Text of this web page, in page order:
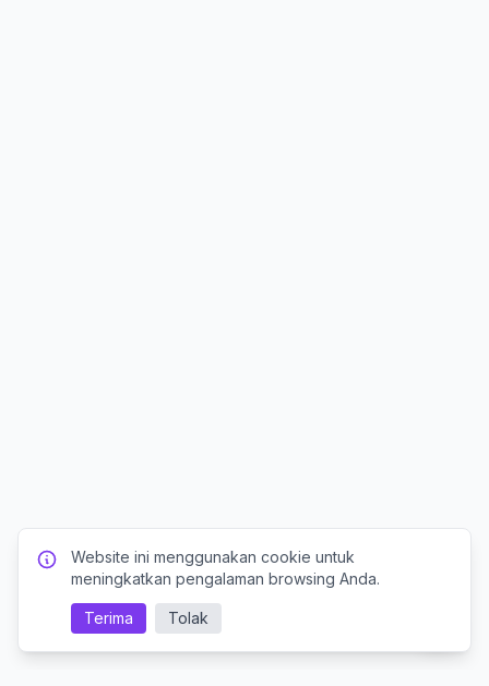
Website ini menggunakan cookie untuk
meningkatkan pengalaman browsing Anda.
Terima Tolak